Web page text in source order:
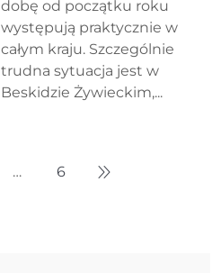
dobę od początku roku
występują praktycznie w
całym kraju. Szczególnie
trudna sytuacja jest w
Beskidzie Żywieckim,...
… 6